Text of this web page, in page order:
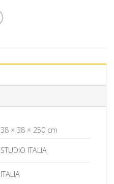
38 × 38 × 250 cm
STUDIO ITALIA
ITALIA